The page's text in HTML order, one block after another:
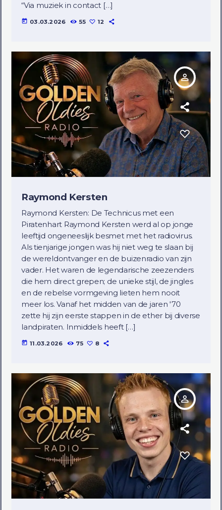
“Via muziek in contact […]
today 03.03.2026 55 12
person_outline
Raymond Kersten
Raymond Kersten: De Technicus met een
Piratenhart Raymond Kersten werd al op jonge
leeftijd ongeneeslijk besmet met het radiovirus.
Als tienjarige jongen was hij niet weg te slaan bij
de wereldontvanger en de buizenradio van zijn
vader. Het waren de legendarische zeezenders
die hem direct grepen; de unieke stijl, de jingles
en de rebelse vormgeving lieten hem nooit
meer los. Vanaf het midden van de jaren '70
zette hij zijn eerste stappen in de ether bij diverse
landpiraten. Inmiddels heeft […]
today 11.03.2026 75 8
person_outline